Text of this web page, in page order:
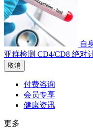
自
亚群检测 CD4/CD8 绝对
取消
付费咨询
会员专享
健康资讯
更多